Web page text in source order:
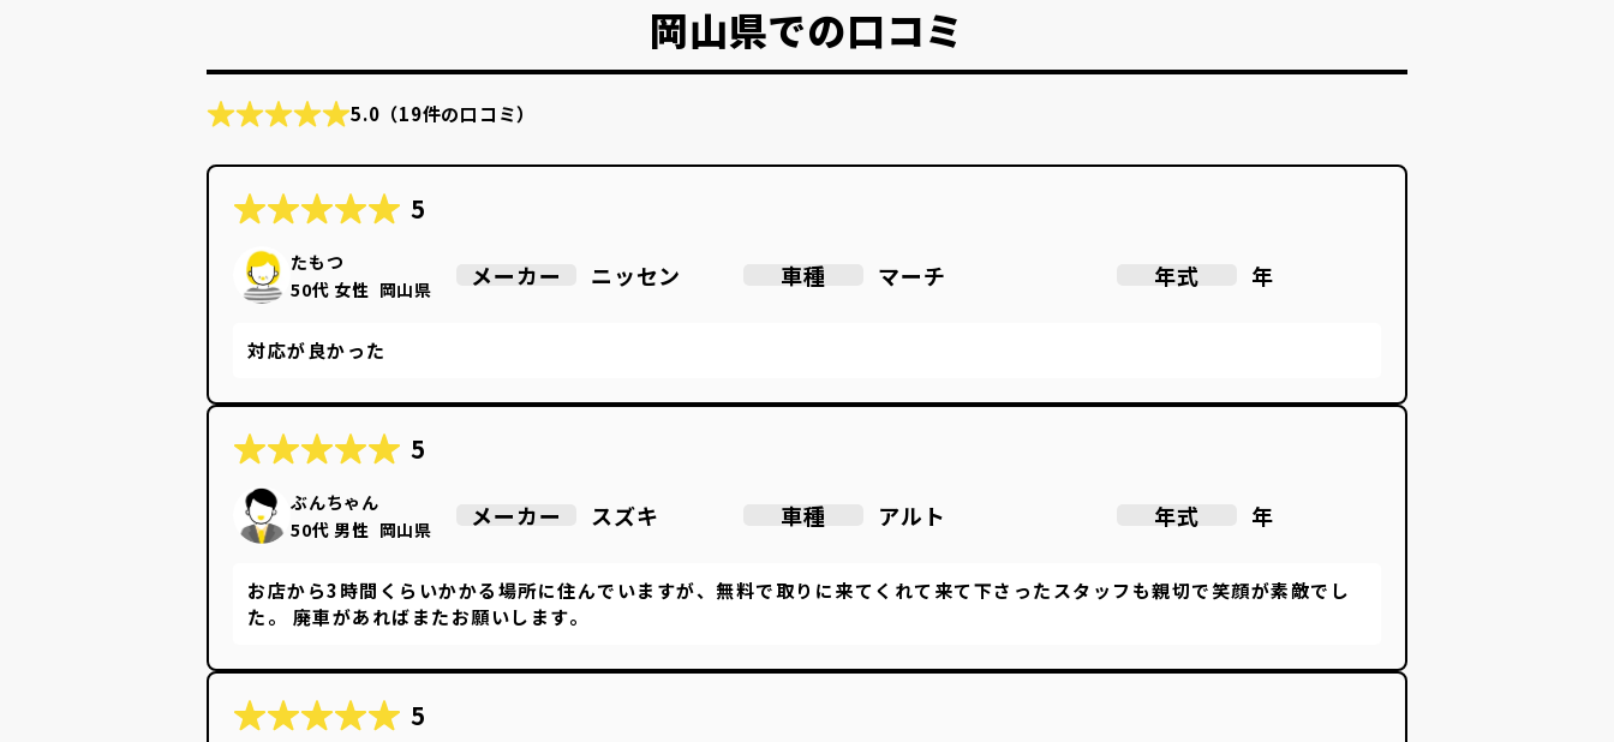
岡山県での口コミ
5.0 （19件の口コミ）
5
たもつ
50代 女性 岡山県 メーカー ニッセン 車種 マーチ 年式 年
対応が良かった
5
ぶんちゃん
50代 男性 岡山県 メーカー スズキ 車種 アルト 年式 年
お店から3時間くらいかかる場所に住んでいますが、無料で取りに来てくれて来て下さったスタッフも親切で笑顔が素敵でし
た。 廃車があればまたお願いします。
5